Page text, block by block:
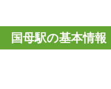
国母駅の基本情報